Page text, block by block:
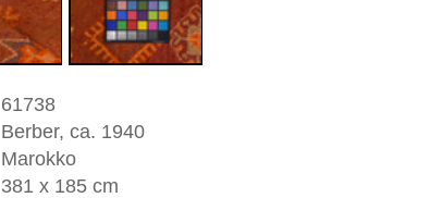
vom griechischen
oder Jäger. In den
ihren Herden, dem
Staaten versuchten sie
es die Frauen vieler
der Familie beitragen,
sind wegen ihrer Originalität
der Form und der
jedoch mehr Authentizität
wird meistens mit